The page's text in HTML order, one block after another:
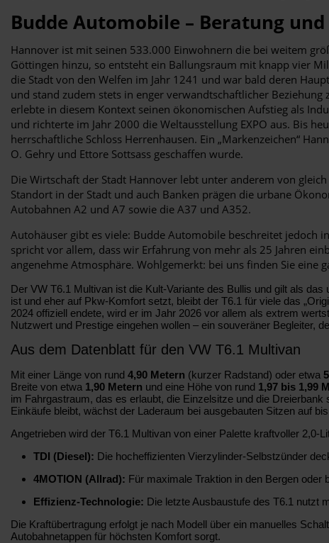
Budde Automobile – Beratung
Hannover ist mit seinen 533.000 Einwohnern die bei weitem
Göttingen hinzu, so entsteht ein Ballungsraum mit knapp vier
die Stadt von den Welfen im Jahr 1241 und war bald deren
und stand zudem stets in enger verwandtschaftlicher
erlebte in diesem Kontext seinen ökonomischen Aufstieg als
und richterte im Jahr 2000 die Weltausstellung EXPO aus. Bis
herrschaftliche Schloss Herrenhausen. Ein „Markenzeichen“
O. Gehry und Ettore Sottsass geschaffen wurde.
Die Wirtschaft der Stadt Hannover lebt unter anderem von
Standort in der Stadt und auch Banken prägen die urbane
Autobahnen A2 und A7 sowie die A37 und A352.
Autohäuser gibt es viele: Budde Automobile beschreitet jedoch
spricht vor allem, dass wir Erfahrung von mehr als 25 Jahren
angenehme Atmosphäre. Wohlgemerkt: bei uns finden Sie eine
Der VW T6.1 Multivan ist die Kult-Variante des Bullis und gilt als
ist und eher auf Pkw-Komfort setzt, bleibt der T6.1 für viele das
2024 offiziell endete, wird er im Jahr 2026 vor allem als extrem
Nutzwert und Prestige eingehen wollen – ein souveräner Begleiter,
Aus dem Datenblatt für den VW T6.1 Multivan
Mit einer Länge von rund 4,90 Metern (kurzer Radstand) oder etwa
Breite von etwa 1,90 Metern und eine Höhe von rund 1,97 bis 1,99
im Fahrgastraum, das es erlaubt, die Einzelsitze und die
Einkäufe bleibt, wächst der Laderaum bei ausgebauten Sitzen auf
Angetrieben wird der T6.1 Multivan von einer Palette kraftvoller
TDI (Diesel): Die hocheffizienten Vierzylinder-Selbstzünder
4MOTION (Allrad): Für maximale Traktion in den Bergen oder
Effizienz-Technologie: Die letzte Ausbaustufe des T6.1 nutzt
Die Kraftübertragung erfolgt je nach Modell über ein manuelles
Autobahnetappen für höchsten Komfort sorgt.